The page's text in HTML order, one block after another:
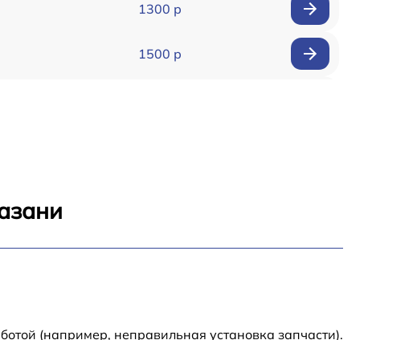
1300 р
1500 р
(например, неправильная установка запчасти).